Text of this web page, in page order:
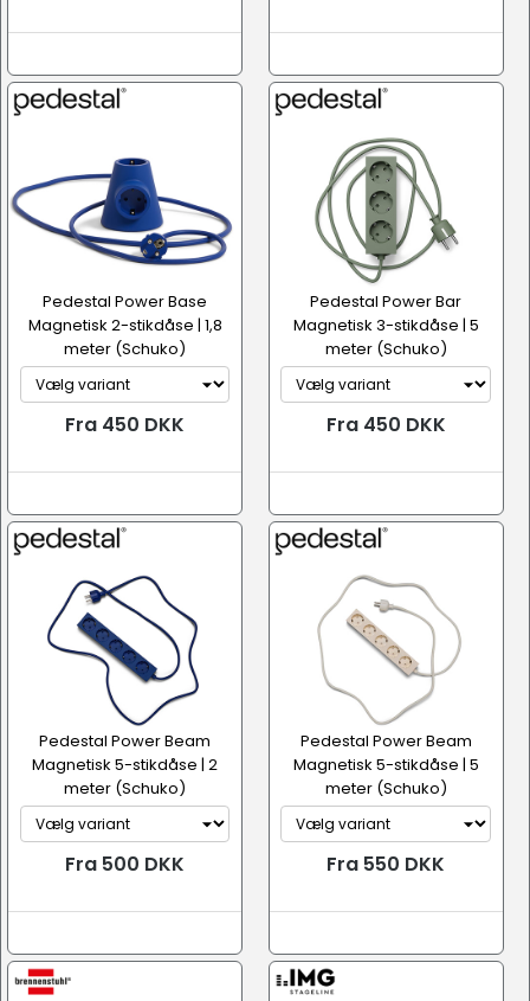
Pedestal Power Base
Magnetisk 2-stikdåse | 1,8
meter (Schuko)
Fra 450 DKK
Pedestal Power Bar
Magnetisk 3-stikdåse | 5
meter (Schuko)
Fra 450 DKK
Pedestal Power Beam
Magnetisk 5-stikdåse | 2
meter (Schuko)
Fra 500 DKK
Pedestal Power Beam
Magnetisk 5-stikdåse | 5
meter (Schuko)
Fra 550 DKK